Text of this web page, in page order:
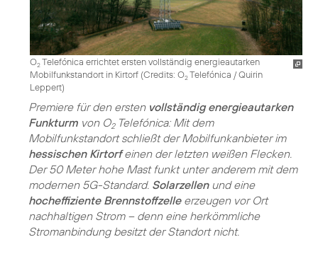
O2Telefónica errichtet ersten vollständig energieautarken
Mobilfunkstandort in Kirtorf (Credits: O2Telefónica / Quirin
Leppert)
Premiere für den ersten vollständig energieautarken
Funkturm von O2Telefónica: Mit dem
Mobilfunkstandort schließt der Mobilfunkanbieter im
hessischen Kirtorfeinen der letzten weißen Flecken.
Der 50 Meter hohe Mast funkt unter anderem mit dem
modernen 5G-Standard. Solarzellenund eine
hocheffiziente Brennstoffzelleerzeugen vor Ort
nachhaltigen Strom – denn eine herkömmliche
Stromanbindung besitzt der Standort nicht.